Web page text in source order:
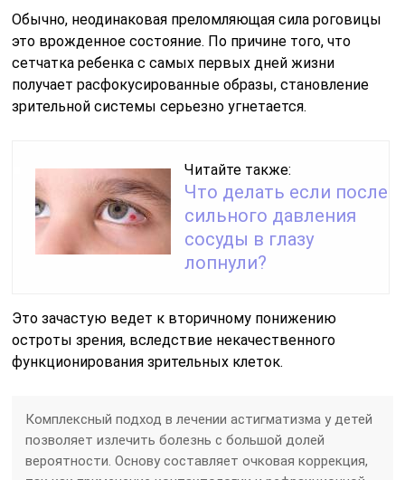
Обычно, неодинаковая преломляющая сила роговицы
это врожденное состояние. По причине того, что
сетчатка ребенка с самых первых дней жизни
получает расфокусированные образы, становление
зрительной системы серьезно угнетается.
Читайте также:
Что делать если после
сильного давления
сосуды в глазу
лопнули?
Это зачастую ведет к вторичному понижению
остроты зрения, вследствие некачественного
функционирования зрительных клеток.
Комплексный подход в лечении астигматизма у детей
позволяет излечить болезнь с большой долей
вероятности. Основу составляет очковая коррекция,